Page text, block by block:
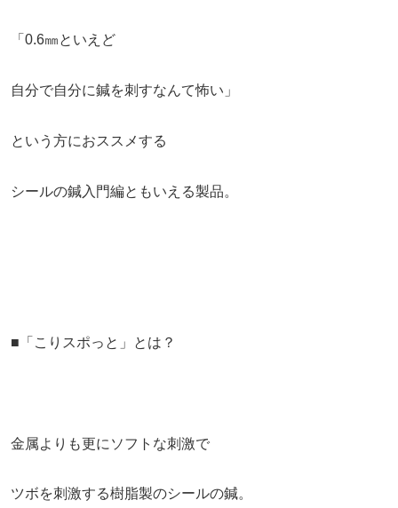
「0.6㎜といえど
自分で自分に鍼を刺すなんて怖い」
という方におススメする
シールの鍼入門編ともいえる製品。
■「こりスポっと」とは？
金属よりも更にソフトな刺激で
ツボを刺激する樹脂製のシールの鍼。